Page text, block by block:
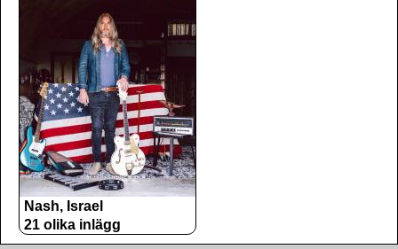
Nash, Israel
21 olika inlägg